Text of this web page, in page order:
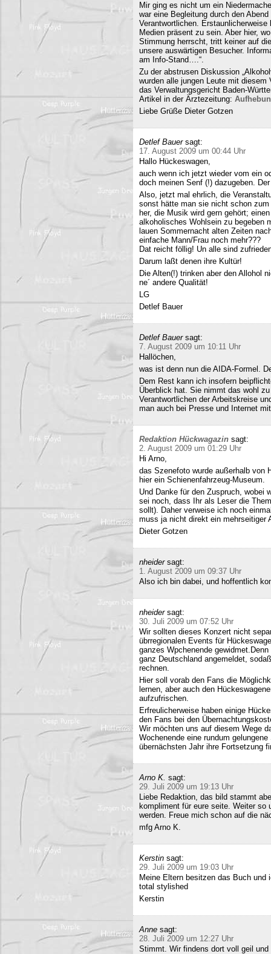
Mir ging es nicht um ein
war eine Begleitung durch den
Verantwortlichen.
Medien präsent zu sein. Aber hier,
Stimmung herrscht, tritt keiner auf
unsere auswärtigen Besucher.
am Info-Stand….“.
Zu der abstrusen Diskussion
wurden alle jungen Leute mit
das Verwaltungsgericht Baden-
Artikel in der Ärztezeitung:
Liebe Grüße Dieter Gotzen
Detlef Bauer sagt:
17. August 2009 um 00:44 Uhr
Hallo Hückeswagen,
auch wenn ich jetzt wieder vom ein
doch meinen Senf (!) dazugeben.
Also, jetzt mal ehrlich, die
sonst hätte man sie nicht schon
her, die Musik wird gern gehört;
alkoholisches Wohlsein zu begeben
lauen Sommernacht alten Zeiten
einfache Mann/Frau noch mehr???
Dat reicht föllig! Un alle sind
Darum laßt denen ihre Kultür!
Die Alten(!) trinken aber den Allohol
ne´ andere Qualität!
LG
Detlef Bauer
Detlef Bauer sagt:
7. August 2009 um 10:11 Uhr
Hallöchen,
was ist denn nun die AIDA-Formel.
Dem Rest kann ich insofern
Überblick hat. Sie nimmt das wohl
Verantwortlichen der Arbeitskreise
man auch bei Presse und Internet
Redaktion Hückwagazin sagt:
2. August 2009 um 01:29 Uhr
Hi Arno,
das Szenefoto wurde außerhalb von
hier ein Schienenfahrzeug-Museum.
Und Danke für den Zuspruch, wobei
sei noch, dass Ihr als Leser die
sollt). Daher verweise ich noch
muss ja nicht direkt ein mehrseitiger
Dieter Gotzen
nheider sagt:
1. August 2009 um 09:37 Uhr
Also ich bin dabei, und hoffentlich
nheider sagt:
30. Juli 2009 um 07:52 Uhr
Wir sollten dieses Konzert nicht
übrregionalen Events für
ganzes Wpchenende
ganz Deutschland angemeldet,
rechnen.
Hier soll vorab den Fans die
lernen, aber auch den
aufzufrischen.
Erfreulicherweise haben einige
den Fans bei den
Wir möchten uns auf diesem Wege
Wochenende eine rundum
übernächsten Jahr ihre Fortsetzung
Arno K. sagt:
29. Juli 2009 um 19:13 Uhr
Liebe Redaktion, das bild stammt
kompliment für eure seite. Weiter so
werden. Freue mich schon auf die
mfg Arno K.
Kerstin sagt:
29. Juli 2009 um 19:03 Uhr
Meine Eltern besitzen das Buch
total stylished
Kerstin
Anne sagt:
28. Juli 2009 um 12:27 Uhr
Stimmt. Wir findens dort voll geil und